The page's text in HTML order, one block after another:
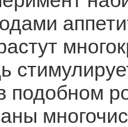
подобном